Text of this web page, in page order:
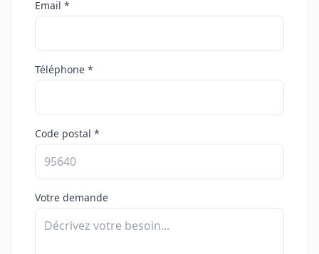
Email *
Téléphone *
Code postal *
Votre demande